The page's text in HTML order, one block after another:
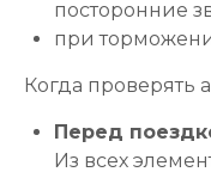
посторонние
при
Когда проверять
Перед
Из всех